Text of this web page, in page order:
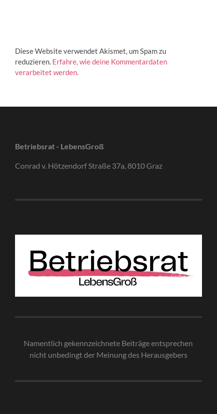
Diese Website verwendet Akismet, um Spam zu
reduzieren. Erfahre, wie deine Kommentardaten
verarbeitet werden.
Betriebsrat - LebensGroß
Conrad v. Hötzendorf Straße 37a, 8010 Graz
Namentlich gekennzeichnete Beiträge entsprechen
nicht unbedingt der Meinung des Herausgebers